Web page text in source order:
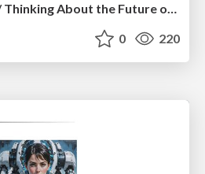
金融の未来を考える / Thinking About the Future of Finance
0 220